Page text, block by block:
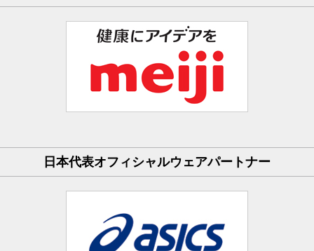
日本代表オフィシャルウェアパートナー